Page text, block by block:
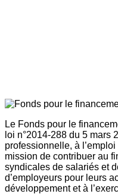
Le Fonds pour le
loi n°2014-288 du 5 mars
professionnelle, à
mission de contribuer au
syndicales de salariés et
d’employeurs pour leurs
développement et à